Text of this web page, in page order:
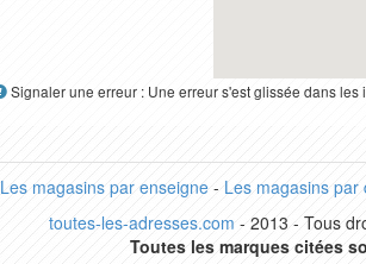
Signaler une erreur : Une erreur s'est glissée dans
Les magasins par enseigne- Les magasins par
toutes-les-adresses.com - 2013 - Tous
Toutes les marques citées